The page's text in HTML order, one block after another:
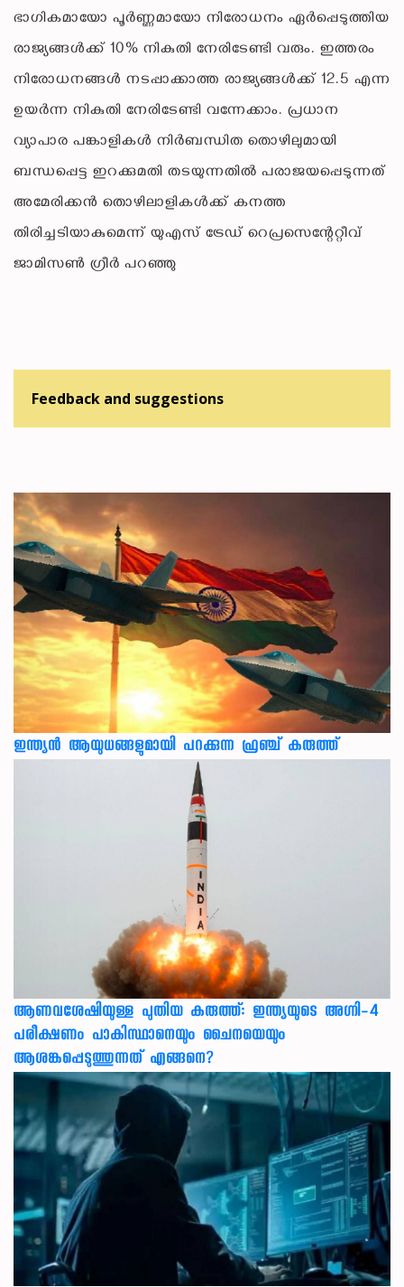
ഭാഗികമായോ പൂര്‍ണ്ണമായോ നിരോധനം ഏര്‍പ്പെടുത്തിയ
രാജ്യങ്ങള്‍ക്ക് 10% നികുതി നേരിടേണ്ടി വരും. ഇത്തരം
നിരോധനങ്ങള്‍ നടപ്പാക്കാത്ത രാജ്യങ്ങള്‍ക്ക് 12.5 എന്ന
ഉയര്‍ന്ന നികുതി നേരിടേണ്ടി വന്നേക്കാം. പ്രധാന
വ്യാപാര പങ്കാളികള്‍ നിര്‍ബന്ധിത തൊഴിലുമായി
ബന്ധപ്പെട്ട ഇറക്കുമതി തടയുന്നതില്‍ പരാജയപ്പെടുന്നത്
അമേരിക്കന്‍ തൊഴിലാളികള്‍ക്ക് കനത്ത
തിരിച്ചടിയാകുമെന്ന് യുഎസ് ട്രേഡ് റെപ്രസെന്റേറ്റീവ്
ജാമിസണ്‍ ഗ്രീര്‍ പറഞ്ഞു
Feedback and suggestions
ഇന്ത്യൻ ആയുധങ്ങളുമായി പറക്കുന്ന ഫ്രഞ്ച് കരുത്ത്
ആണവശേഷിയുള്ള പുതിയ കരുത്ത്: ഇന്ത്യയുടെ അഗ്നി-4
പരീക്ഷണം പാകിസ്ഥാനെയും ചൈനയെയും
ആശങ്കപ്പെടുത്തുന്നത് എങ്ങനെ?